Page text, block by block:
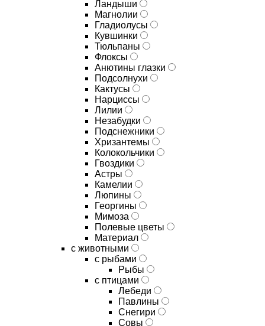
Ландыши
Магнолии
Гладиолусы
Кувшинки
Тюльпаны
Флоксы
Анютины глазки
Подсолнухи
Кактусы
Нарциссы
Лилии
Незабудки
Подснежники
Хризантемы
Колокольчики
Гвоздики
Астры
Камелии
Люпины
Георгины
Мимоза
Полевые цветы
Материал
с животными
с рыбами
Рыбы
с птицами
Лебеди
Павлины
Снегири
Совы